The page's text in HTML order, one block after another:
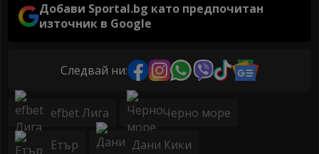
Добави Sportal.bg като предпочитан
източник в Google
Следвай ни:
efbet Лига Черно море
Етър Дани Кики